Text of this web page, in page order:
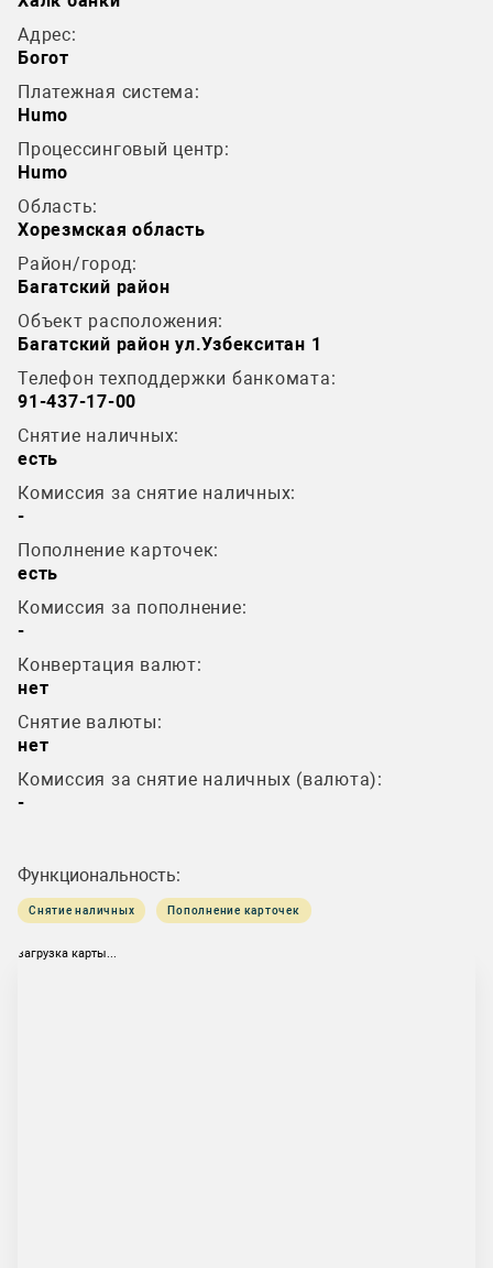
Адрес:
Богот
Платежная система:
Humo
Процессинговый центр:
Humo
Область:
Хорезмская область
Район/город:
Багатский район
Объект расположения:
Багатский район ул.Узбекситан 1
Телефон техподдержки банкомата:
91-437-17-00
Снятие наличных:
есть
Комиссия за снятие наличных:
-
Пополнение карточек:
есть
Комиссия за пополнение:
-
Конвертация валют:
нет
Снятие валюты:
нет
Комиссия за снятие наличных (валюта):
-
Функциональность:
Снятие наличных Пополнение карточек
загрузка карты...